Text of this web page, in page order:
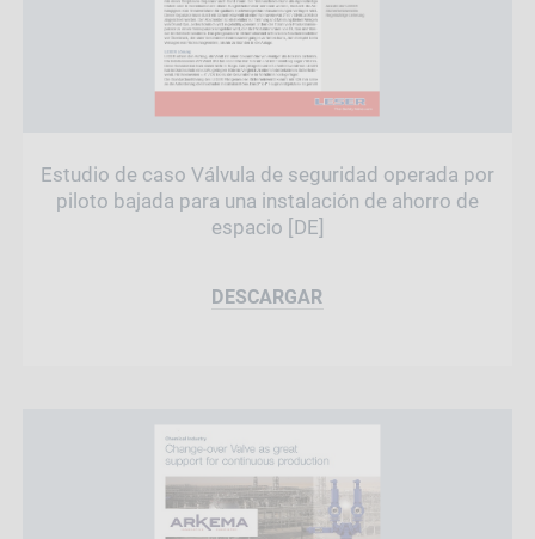
Estudio de caso Válvula de seguridad operada por
piloto bajada para una instalación de ahorro de
espacio [DE]
DESCARGAR